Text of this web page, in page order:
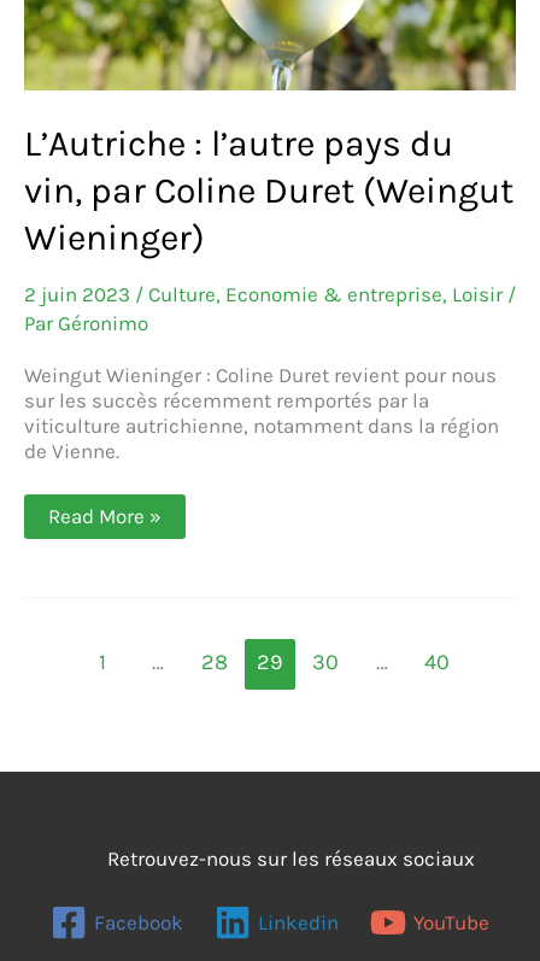
L’Autriche : l’autre pays du
vin, par Coline Duret (Weingut
Wieninger)
2 juin 2023 / Culture, Economie & entreprise, Loisir /
Par Géronimo
Weingut Wieninger : Coline Duret revient pour nous
sur les succès récemment remportés par la
viticulture autrichienne, notamment dans la région
de Vienne.
L’Autriche :
l’autre
Read More »
1 … 28 29 30 … 40
Retrouvez-nous sur les réseaux sociaux
Facebook Linkedin YouTube